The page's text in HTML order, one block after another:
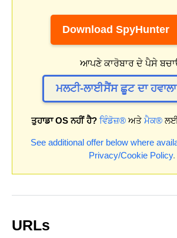
Download SpyHunter
ਆਪਣੇ ਕਾਰੋਬਾਰ ਦੇ ਪੈਸੇ
ਮਲਟੀ-ਲਾਈਸੈਂਸ ਛੂਟ ਦਾ ਹਵਾਲਾ
ਤੁਹਾਡਾ OS ਨਹੀਂ ਹੈ? ਵਿੰਡੋਜ਼® ਅਤੇ ਮੈਕ®
See additional offer below where
Privacy/Cookie Policy.
URLs